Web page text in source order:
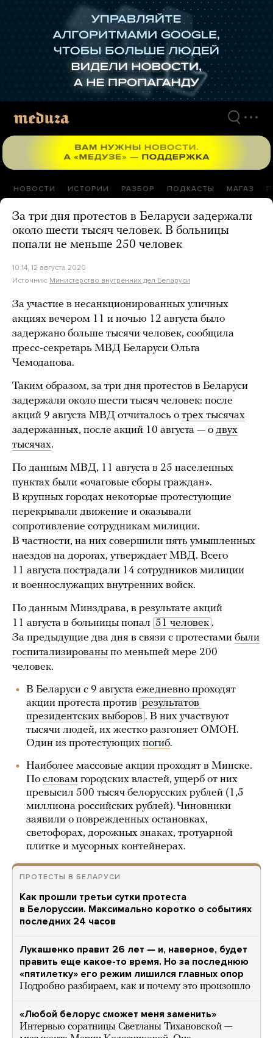
НОВОСТИ ИСТОРИИ РАЗБОР ПОДКАСТЫ МАГАЗ
За три дня протестов в Беларуси задержали
около шести тысяч человек. В больницы
попали не меньше 250 человек
10:14, 12 августа 2020
Источник: Министерство внутренних дел Беларуси
За участие в несанкционированных уличных
акциях вечером 11 и ночью 12 августа было
задержано больше тысячи человек, сообщила
пресс-секретарь МВД Беларуси Ольга
Чемоданова.
Таким образом, за три дня протестов в Беларуси
задержали около шести тысяч человек: после
акций 9 августа МВД отчиталось о трех тысячах
задержанных, после акций 10 августа — о двух
тысячах.
По данным МВД, 11 августа в 25 населенных
пунктах были «очаговые сборы граждан».
В крупных городах некоторые протестующие
перекрывали движение и оказывали
сопротивление сотрудникам милиции.
В частности, на них совершили пять умышленных
наездов на дорогах, утверждает МВД. Всего
11 августа пострадали 14 сотрудников милиции
и военнослужащих внутренних войск.
По данным Минздрава, в результате акций
11 августа в больницы попал 51 человек .
За предыдущие два дня в связи с протестами были
госпитализированы по меньшей мере 200
человек.
В Беларуси с 9 августа ежедневно проходят
акции протеста против результатов
президентских выборов . В них участвуют
тысячи людей, их жестко разгоняет ОМОН.
Один из протестующих погиб.
Наиболее массовые акции проходят в Минске.
По словам городских властей, ущерб от них
превысил 500 тысяч белорусских рублей (1,5
миллиона российских рублей). Чиновники
заявили о поврежденных остановках,
светофорах, дорожных знаках, тротуарной
плитке и мусорных контейнерах.
ПРОТЕСТЫ В БЕЛАРУСИ
Как прошли третьи сутки протеста
в Белоруссии. Максимально коротко о событиях
последних 24 часов
Лукашенко правит 26 лет — и, наверное, будет
править еще какое-то время. Но за последнюю
«пятилетку» его режим лишился главных опор
Подробно разбираем, как и почему это произошло
«Любой белорус сможет меня заменить»
Интервью соратницы Светланы Тихановской —